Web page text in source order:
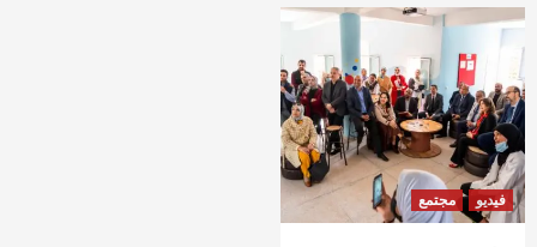
فيديو مجتمع